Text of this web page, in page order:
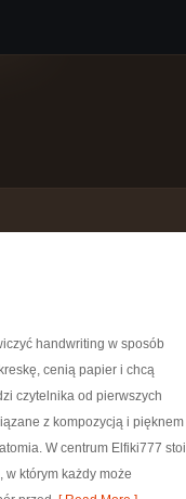
handwriting w sposób
cenią papier i chcą
czytelnika od pierwszych
z kompozycją i pięknem
W centrum Elfiki777 stoi
w którym każdy może